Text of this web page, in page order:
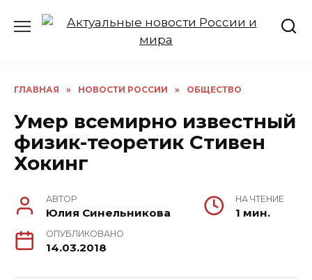
ГЛАВНАЯ » НОВОСТИ РОССИИ » ОБЩЕСТВО
Умер всемирно известный
физик-теоретик Стивен
Хокинг
АВТОР
Юлия Синельникова
НА ЧТЕНИЕ
1 мин.
ОПУБЛИКОВАНО
14.03.2018